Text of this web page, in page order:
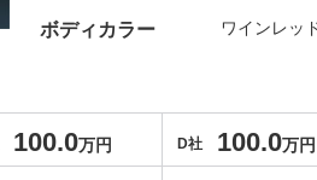
ボディカラー ワインレッ
100.0万円 D社 100.0万円